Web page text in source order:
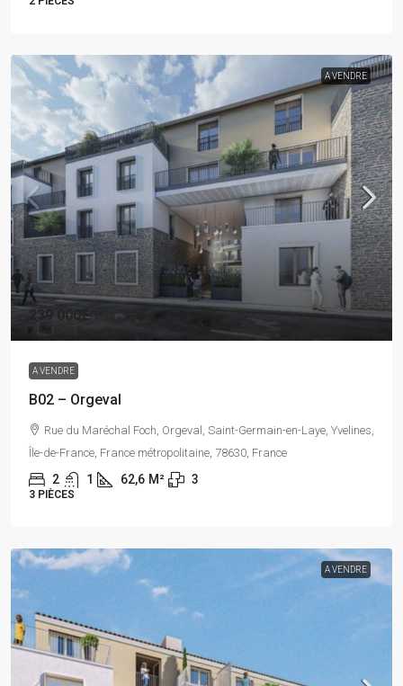
A VENDRE
239 000€
A VENDRE
B02 – Orgeval
Rue du Maréchal Foch, Orgeval, Saint-Germain-en-Laye, Yvelines,
Île-de-France, France métropolitaine, 78630, France
2 1 62,6 M² 3
3 PIÈCES
A VENDRE